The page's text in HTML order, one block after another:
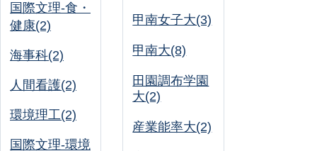
国際文理-食・
健康(2)
海事科(2)
人間看護(2)
環境理工(2)
国際文理-環境
甲南女子大(3)
甲南大(8)
田園調布学園
大(2)
産業能率大(2)